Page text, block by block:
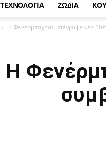
ΤΕΧΝΟΛΟΓΙΑ ΖΩΔΙΑ
Η Φενέρμπαχτσε υπέγραψε νέο
Η